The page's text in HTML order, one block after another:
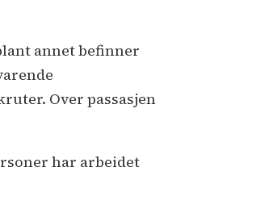
annet befinner
Over passasjen
har arbeidet